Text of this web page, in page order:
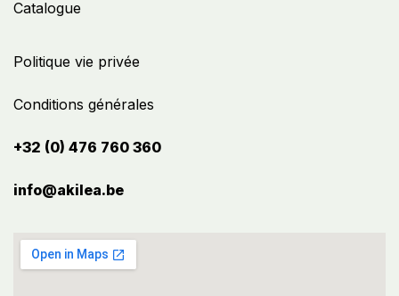
Politique vie privée
Conditions générales
+32 (0) 476 760 360
info@akilea.be​
Catalogue